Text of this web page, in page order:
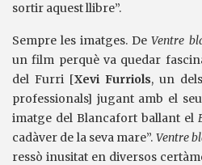
sortir aquest llibre”.
Sempre les imatges. DeVentre
un film perquè va quedar
del Furri [Xevi Furriols, un
professionals] jugant amb el
imatge del Blancafort ballant el
cadàver de la seva mare”. Ventre
ressò inusitat en diversos